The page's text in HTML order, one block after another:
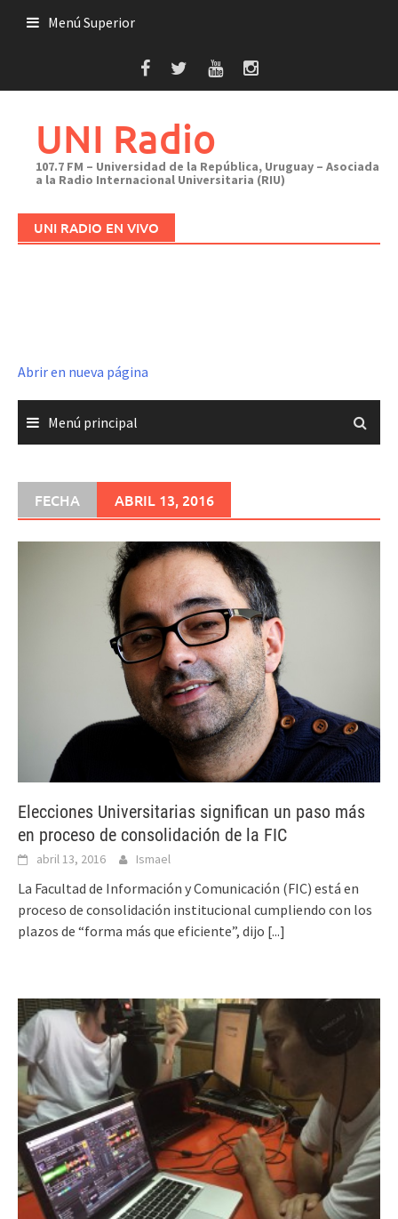
Menú Superior
UNI Radio
107.7 FM – Universidad de la República, Uruguay – Asociada
a la Radio Internacional Universitaria (RIU)
UNI RADIO EN VIVO
Abrir en nueva página
Menú principal
FECHA ABRIL 13, 2016
Elecciones Universitarias significan un paso más
en proceso de consolidación de la FIC
abril 13, 2016 Ismael
La Facultad de Información y Comunicación (FIC) está en
proceso de consolidación institucional cumpliendo con los
plazos de “forma más que eficiente”, dijo [...]